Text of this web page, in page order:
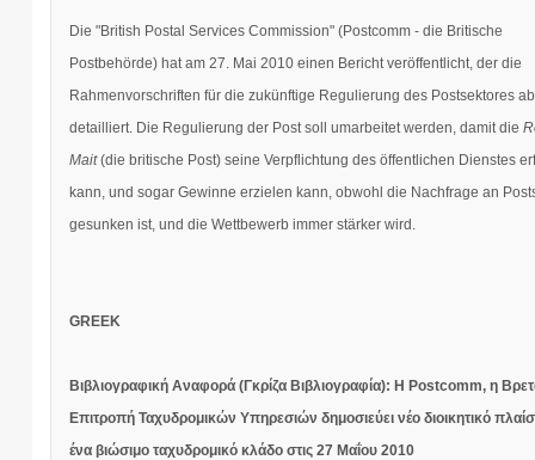
Die "British Postal Services Commission" (Postcomm - die Britische
Postbehörde) hat am 27. Mai 2010 einen Bericht veröffentlicht, der die
Rahmenvorschriften für die zukünftige Regulierung des Postsektores
detailliert. Die Regulierung der Post soll umarbeitet werden, damit die
Mait(die britische Post) seine Verpflichtung des öffentlichen Dienstes
kann, und sogar Gewinne erzielen kann, obwohl die Nachfrage an
gesunken ist, und die Wettbewerb immer stärker wird.
GREEK
Βιβλιογραφική Αναφορά (Γκρίζα Βιβλιογραφία): Η Postcomm, η
Επιτροπή Ταχυδρομικών Υπηρεσιών δημοσιεύει νέο διοικητικό
ένα βιώσιμο ταχυδρομικό κλάδο στις 27 Μαΐου 2010